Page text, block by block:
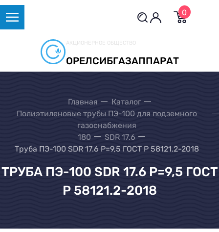
0
АКЦИОНЕРНОЕ ОБЩЕСТВО
ОРЕЛСИБГАЗАППАРАТ
Главная
Каталог
Полиэтиленовые трубы ПЭ-100 для подземного
газоснабжения
180
SDR 17.6
Труба ПЭ-100 SDR 17.6 Р=9,5 ГОСТ Р 58121.2-2018
ТРУБА ПЭ-100 SDR 17.6 Р=9,5 ГОСТ
Р 58121.2-2018